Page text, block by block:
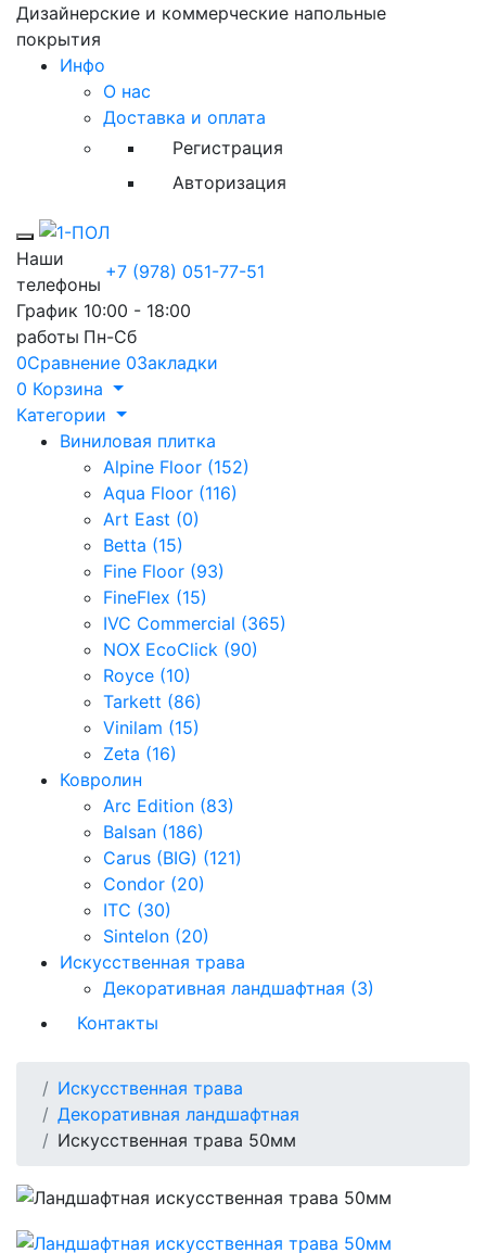
Дизайнерские и коммерческие напольные
покрытия
Инфо
О нас
Доставка и оплата
Регистрация
Авторизация
Toggle mobile menu
Наши
телефоны
+7 (978) 051-77-51
График
работы
10:00 - 18:00
Пн-Сб
0Сравнение 0Закладки
0 Корзина
Категории
Виниловая плитка
Alpine Floor (152)
Aqua Floor (116)
Art East (0)
Betta (15)
Fine Floor (93)
FineFlex (15)
IVC Commercial (365)
NOX EcoClick (90)
Royce (10)
Tarkett (86)
Vinilam (15)
Zeta (16)
Ковролин
Arc Edition (83)
Balsan (186)
Carus (BIG) (121)
Condor (20)
ITC (30)
Sintelon (20)
Искусственная трава
Декоративная ландшафтная (3)
Контакты
Искусственная трава
Декоративная ландшафтная
Искусственная трава 50мм